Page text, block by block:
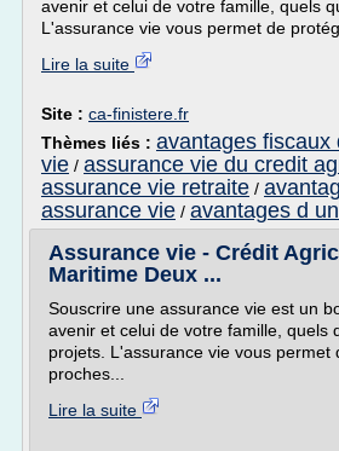
avenir et celui de votre famille, quels
L'assurance vie vous permet de
Lire la suite
Site : ca-finistere.fr
Thèmes liés : avantages fiscaux
vie / assurance vie du credit
assurance vie retraite /
assurance vie / avantages d
Assurance vie - Crédit
Maritime Deux ...
Souscrire une assurance vie est un
avenir et celui de votre famille, quels
projets. L'assurance vie vous permet
proches...
Lire la suite